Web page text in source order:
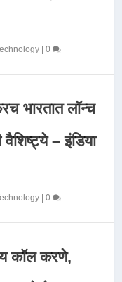
|0
भारतात लॉन्च
– इंडिया
|0
कॉल करणे,